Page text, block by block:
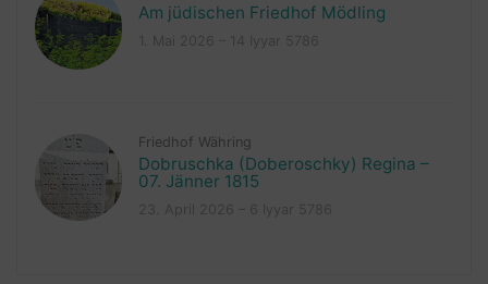
Am jüdischen Friedhof Mödling
Friedhof Währing
Dobruschka (Doberoschky) Regina –
07. Jänner 1815